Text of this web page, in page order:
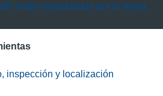
están respaldadas por la mejor
inspección y localización